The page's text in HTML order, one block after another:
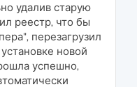
удалив старую
реестр, что бы
перезагрузил
новой
успешно,